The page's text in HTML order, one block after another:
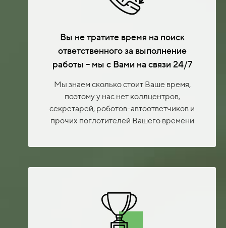
Вы не тратите время на поиск
ответственного за выполнение
работы – мы с Вами на связи 24/7
Мы знаем сколько стоит Ваше время,
поэтому у нас нет коллцентров,
секретарей, роботов-автоответчиков и
прочих поглотителей Вашего времени